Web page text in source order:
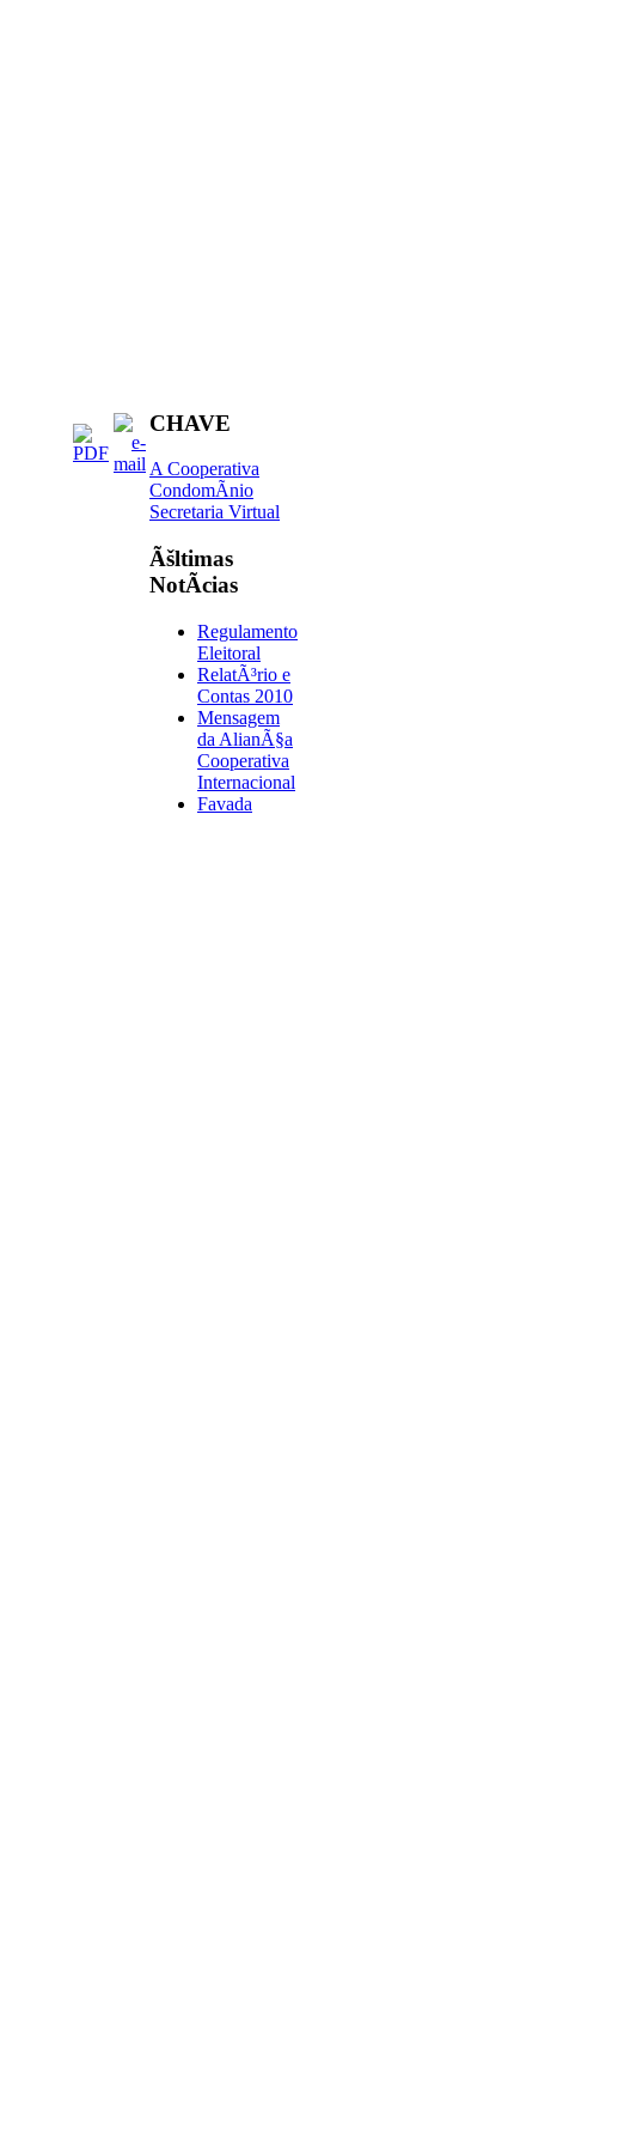
CHAVE
A Cooperativa
CondomÃ­nio
Secretaria Virtual
Ãšltimas
NotÃ­cias
Regulamento
Eleitoral
RelatÃ³rio e
Contas 2010
Mensagem
da AlianÃ§a
Cooperativa
Internacional
Favada